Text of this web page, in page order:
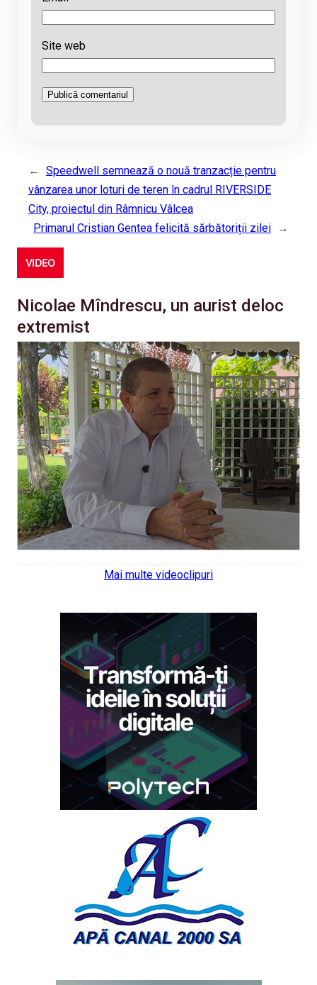
Site web
←
Speedwell semnează o nouă tranzacție pentru
vânzarea unor loturi de teren în cadrul RIVERSIDE
City, proiectul din Râmnicu Vâlcea
Primarul Cristian Gentea felicită sărbătoriții zilei
→
VIDEO
Nicolae Mîndrescu, un aurist deloc
extremist
Mai multe videoclipuri